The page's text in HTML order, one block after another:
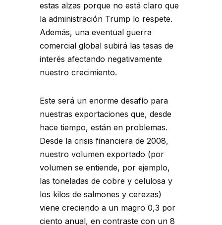
estas alzas porque no está claro que
la administración Trump lo respete.
Además, una eventual guerra
comercial global subirá las tasas de
interés afectando negativamente
nuestro crecimiento.
Este será un enorme desafío para
nuestras exportaciones que, desde
hace tiempo, están en problemas.
Desde la crisis financiera de 2008,
nuestro volumen exportado (por
volumen se entiende, por ejemplo,
las toneladas de cobre y celulosa y
los kilos de salmones y cerezas)
viene creciendo a un magro 0,3 por
ciento anual, en contraste con un 8